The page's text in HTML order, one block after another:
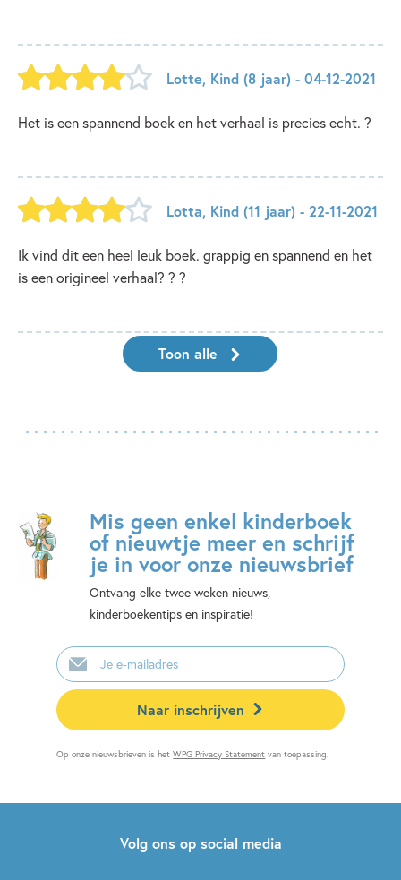
Lotte, Kind (8 jaar) - 04-12-2021
Het is een spannend boek en het verhaal is precies echt. ?
Lotta, Kind (11 jaar) - 22-11-2021
Ik vind dit een heel leuk boek. grappig en spannend en het
is een origineel verhaal? ? ?
Toon alle
Mis geen enkel kinderboek
of nieuwtje meer en schrijf
je in voor onze nieuwsbrief
Ontvang elke twee weken nieuws,
kinderboekentips en inspiratie!
E-
mailadres
Naar inschrijven
Op onze nieuwsbrieven is hetWPG Privacy Statement van toepassing.
Volg ons op social media